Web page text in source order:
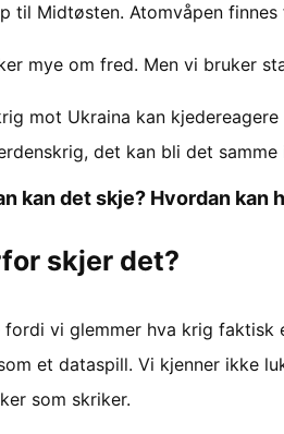
til Midtøsten. Atomvåpen
mye om fred. Men vi bruker
mot Ukraina kan
det kan bli det samme
kan det skje? Hvordan kan
skjer det?
fordi vi glemmer hva krig faktisk
et dataspill. Vi kjenner ikke
som skriker.